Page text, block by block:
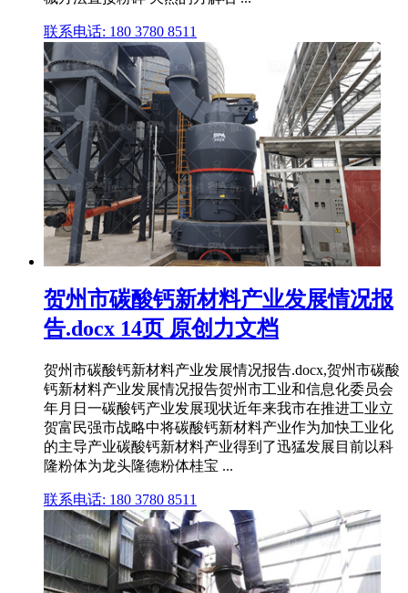
联系电话: 180 3780 8511
贺州市碳酸钙新材料产业发展情况报
告.docx 14页 原创力文档
贺州市碳酸钙新材料产业发展情况报告.docx,贺州市碳酸
钙新材料产业发展情况报告贺州市工业和信息化委员会
年月日一碳酸钙产业发展现状近年来我市在推进工业立
贺富民强市战略中将碳酸钙新材料产业作为加快工业化
的主导产业碳酸钙新材料产业得到了迅猛发展目前以科
隆粉体为龙头隆德粉体桂宝 ...
联系电话: 180 3780 8511